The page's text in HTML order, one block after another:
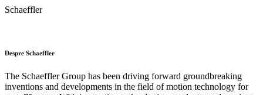
Schaeffler
Despre Schaeffler
The Schaeffler Group has been driving forward groundbreaking
inventions and developments in the field of motion technology for